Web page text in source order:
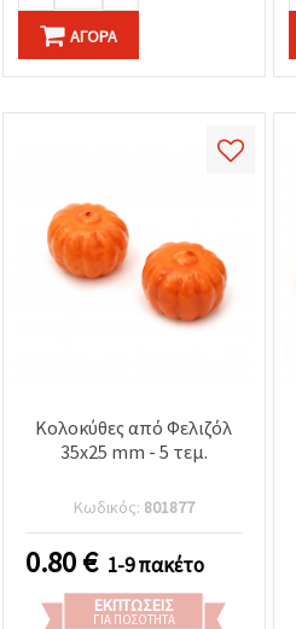
ΑΓΟΡΆ
Κολοκύθες από Φελιζόλ
35x25 mm - 5 τεμ.
Κωδικός: 801877
0.80€ 1-9 πακέτο
ΕΚΠΤΏΣΕΙΣ
ΓΙΑ ΠΟΣΌΤΗΤΑ